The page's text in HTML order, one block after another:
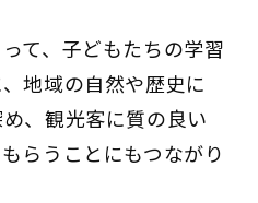
て、子どもたちの学習
地域の自然や歴史に
、観光客に質の良い
らうことにもつながり